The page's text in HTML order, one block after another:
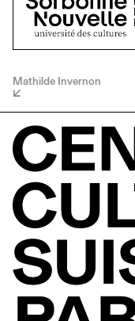
Mathilde Invernon